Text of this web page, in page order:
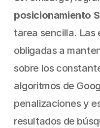
posicionamiento
tarea sencilla. Las
obligadas a
sobre los
algoritmos de
penalizaciones y
resultados de